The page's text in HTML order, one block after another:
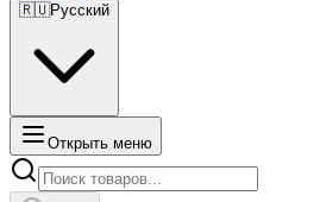
🇷🇺Русский
Открыть меню